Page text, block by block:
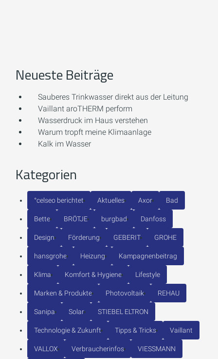
Neueste Beiträge
Sauberes Trinkwasser direkt aus der Leitung
Vaillant aroTHERM perform
Wasserdruck im Haus verstehen
Warum tropft meine Klimaanlage
Kalk im Wasser
Kategorien
°celseo berichtet Aktuelles Axor Bad
Bette BRÖTJE burgbad Danfoss
Design Förderung GEBERIT GROHE
hansgrohe Heizung Kampagnenbeitrag
Klima Komfort & Hygiene Lifestyle
Marken & Produkte Photovoltaik REHAU
Sanipa Solar STIEBEL ELTRON
Technologie & Zukunft Tipps & Tricks Vaillant
VALLOX Verbraucherinfos VIESSMANN